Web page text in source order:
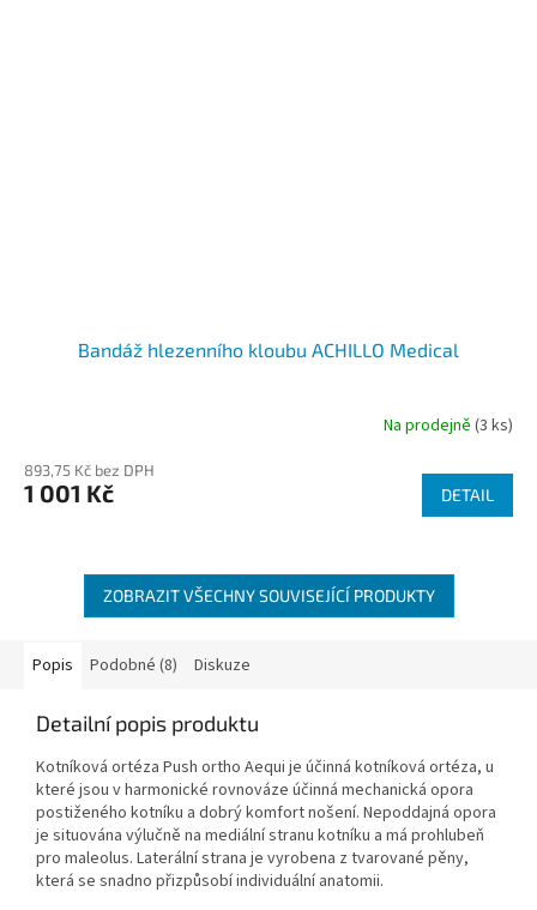
Bandáž hlezenního kloubu ACHILLO Medical
produktu
je
Na prodejně(3 ks)
893,75 Kč bez DPH
1 001 Kč DETAIL
ZOBRAZIT VŠECHNY SOUVISEJÍCÍ PRODUKTY
Popis Podobné (8) Diskuze
Detailní popis produktu
Kotníková ortéza Push ortho Aequi je účinná kotníková ortéza, u
které jsou v harmonické rovnováze účinná mechanická opora
postiženého kotníku a dobrý komfort nošení. Nepoddajná opora
je situována výlučně na mediální stranu kotníku a má prohlubeň
pro maleolus. Laterální strana je vyrobena z tvarované pěny,
která se snadno přizpůsobí individuální anatomii.